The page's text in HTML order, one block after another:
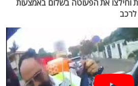
וחילצו את הפעוטה בשלום באמצעות
לרכב